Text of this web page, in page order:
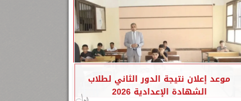
موعد إعلان نتيجة الدور الثاني لطلاب
الشهادة الإعدادية 2026